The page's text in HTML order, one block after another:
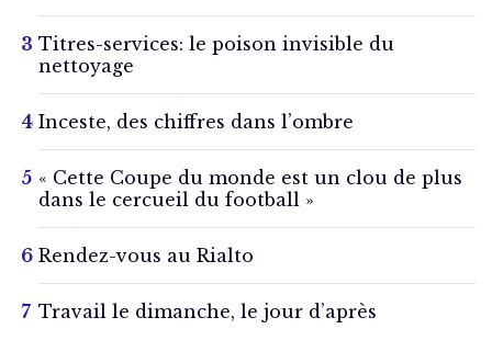
Titres-services: le poison invisible du
nettoyage
Inceste, des chiffres dans l’ombre
« Cette Coupe du monde est un clou de plus
dans le cercueil du football »
Rendez-vous au Rialto
Travail le dimanche, le jour d’après